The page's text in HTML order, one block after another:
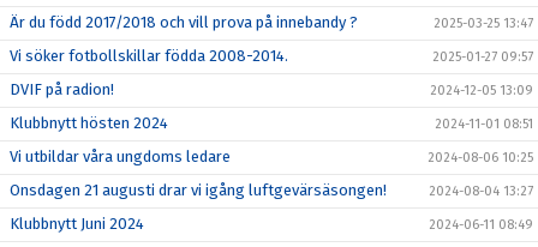
Är du född 2017/2018 och vill prova på innebandy ? 2025-03-25 13:47
Vi söker fotbollskillar födda 2008-2014. 2025-01-27 09:57
DVIF på radion! 2024-12-05 13:09
Klubbnytt hösten 2024 2024-11-01 08:51
Vi utbildar våra ungdoms ledare 2024-08-06 10:25
Onsdagen 21 augusti drar vi igång luftgevärsäsongen! 2024-08-04 13:27
Klubbnytt Juni 2024 2024-06-11 08:49